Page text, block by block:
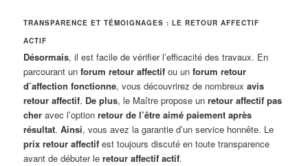
TRANSPARENCE ET TÉMOIGNAGES : LE RETOUR AFFECTIF
ACTIF
Désormais, il est facile de vérifier l’efficacité des travaux. En
parcourant unforum retour affectif ou unforum retour
d’affection fonctionne, vous découvrirez de nombreuxavis
retour affectif. De plus, le Maître propose unretour affectif pas
cher avec l’optionretour de l’être aimé paiement après
résultat.Ainsi, vous avez la garantie d’un service honnête. Le
prix retour affectif est toujours discuté en toute transparence
avant de débuter leretour affectif actif.